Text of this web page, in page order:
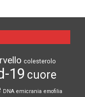
colesterolo
19 cuore
DNA emicrania emofilia